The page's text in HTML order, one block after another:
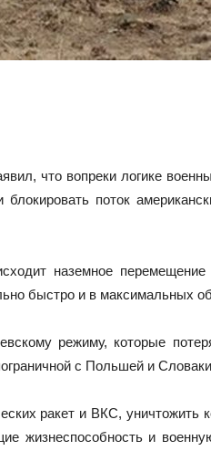
что вопреки логике
поток
наземное
быстро и в максимальных
режиму, которые
с Польшей и
ракет и ВКС, уничтожить
жизнеспособность и